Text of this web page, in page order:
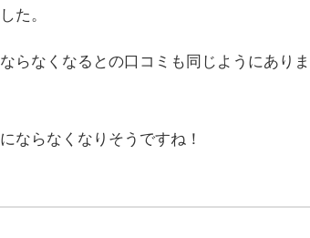
た。
らなくなるとの口コミも同じようにありま
ならなくなりそうですね！